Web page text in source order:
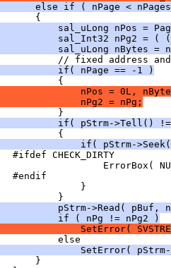
else if ( nPage <
sal_uLong nPos =
sal_Int32 nPg2 = (
sal_uLong nBytes =
if( nPage == -1 )
nPos = 0L,
nPg2 = nPg;
if( pStrm->Tell()
if( pStrm-
pStrm->Read( pBuf,
if ( nPg != nPg2 )
SetError(
SetError(